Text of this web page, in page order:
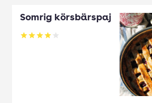
Somrig körsbärspaj
Betyg: 4 av 5